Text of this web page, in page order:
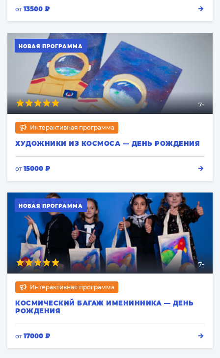
от 13500 ₽
НОВАЯ ПРОГРАММА
7+
Интерактивная программа
ХУДОЖНИКИ ИЗ КОСМОСА — ДЕНЬ РОЖДЕНИЯ
от 15000 ₽
НОВАЯ ПРОГРАММА
7+
Интерактивная программа
КОСМИЧЕСКИЙ БАГАЖ ИМЕНИННИКА — ДЕНЬ
РОЖДЕНИЯ
от 17000 ₽